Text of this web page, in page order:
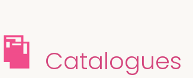
Catalogues